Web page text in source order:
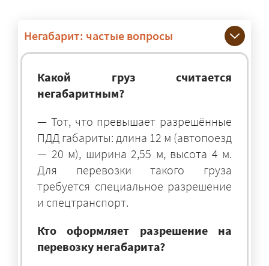
Негабарит: частые вопросы
Какой груз считается
негабаритным?
— Тот, что превышает разрешённые
ПДД габариты: длина 12 м (автопоезд
— 20 м), ширина 2,55 м, высота 4 м.
Для перевозки такого груза
требуется специальное разрешение
и спецтранспорт.
Кто оформляет разрешение на
перевозку негабарита?